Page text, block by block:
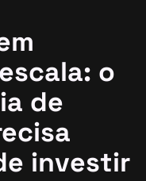
o
de
investir